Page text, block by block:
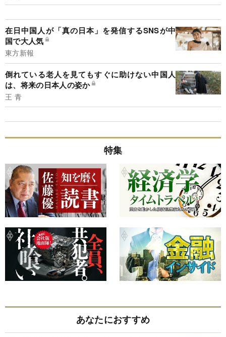
在日中国人が「真の日本」を発信するSNSが中
国で大人気
東方新報
倒れている老人を見てもすぐに助けない中国人
は、将来の日本人の姿か
王 青
特集
あなたにおすすめ